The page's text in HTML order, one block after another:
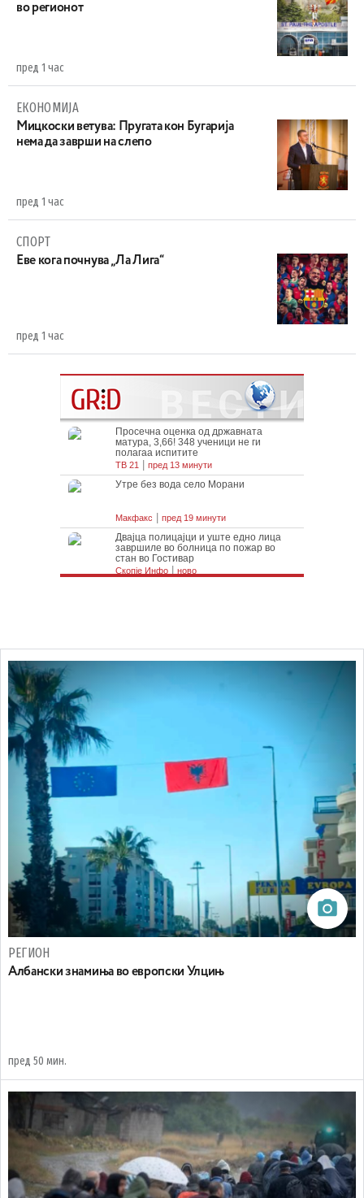
во регионот
пред 1 час
ЕКОНОМИЈА
Mицкоски ветува: Пругата кон Бугарија
нема да заврши на слепо
пред 1 час
СПОРТ
Еве кога почнува „Ла Лига“
пред 1 час
РЕГИОН
Aлбански знамиња во европски Улцињ
пред 50 мин.